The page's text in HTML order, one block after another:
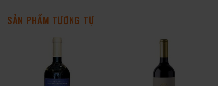
này thường được thiết kế để uống trẻ, trong thời gian ngắn sau
khi mua về.
G7 Sauvignon Blanc không được ủ lâu và thường
trong vài tháng để duy trì tính tươi mát và hương vị tươi ngon.
SẢN PHẨM TƯƠNG TỰ